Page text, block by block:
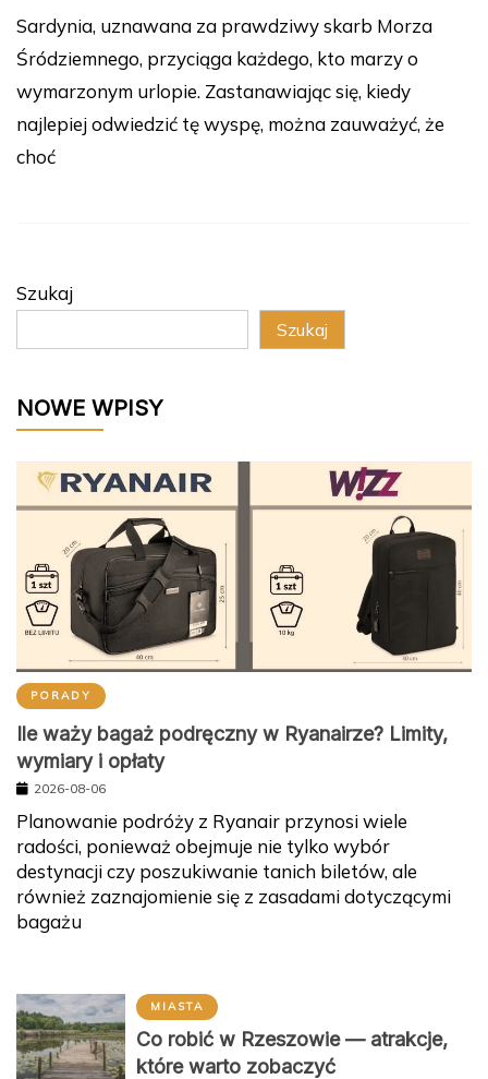
Sardynia, uznawana za prawdziwy skarb Morza
Śródziemnego, przyciąga każdego, kto marzy o
wymarzonym urlopie. Zastanawiając się, kiedy
najlepiej odwiedzić tę wyspę, można zauważyć, że
choć
Szukaj
Szukaj
NOWE WPISY
PORADY
Ile waży bagaż podręczny w Ryanairze? Limity,
wymiary i opłaty
2026-08-06
Planowanie podróży z Ryanair przynosi wiele
radości, ponieważ obejmuje nie tylko wybór
destynacji czy poszukiwanie tanich biletów, ale
również zaznajomienie się z zasadami dotyczącymi
bagażu
MIASTA
Co robić w Rzeszowie — atrakcje,
które warto zobaczyć